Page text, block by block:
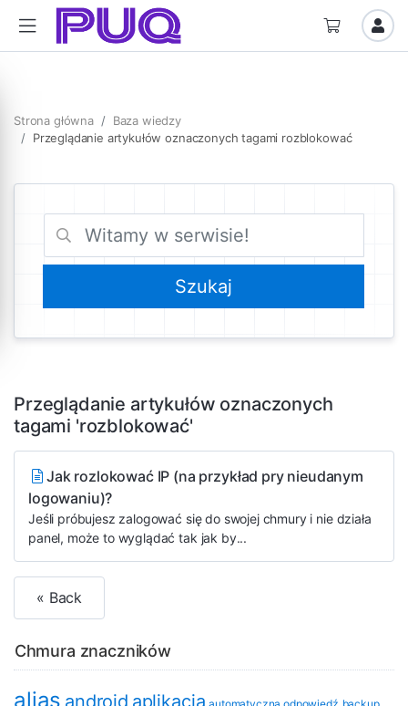
Strona główna
Baza wiedzy
Przeglądanie artykułów oznaczonych tagami rozblokować
Przeglądanie artykułów oznaczonych
tagami 'rozblokować'
Jak rozlokować IP (na przykład pry nieudanym
logowaniu)?
Jeśli próbujesz zalogować się do swojej chmury i nie działa
panel, może to wyglądać tak jak by...
« Back
Chmura znaczników
alias android aplikacja automatyczna odpowiedź backup